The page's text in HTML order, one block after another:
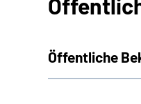
Öffentliche